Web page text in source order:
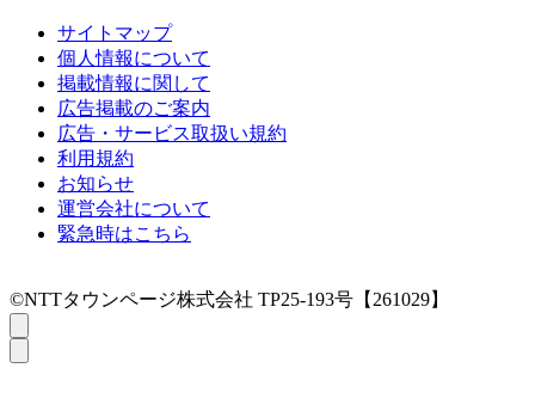
サイトマップ
個人情報について
掲載情報に関して
広告掲載のご案内
広告・サービス取扱い規約
利用規約
お知らせ
運営会社について
緊急時はこちら
©NTTタウンページ株式会社 TP25-193号【261029】